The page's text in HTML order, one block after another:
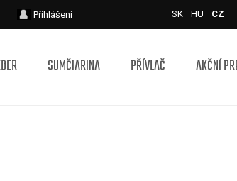
SK HU CZ
Přihlášení
SUMČIARINA PŘÍVLAČ AKČNÍ